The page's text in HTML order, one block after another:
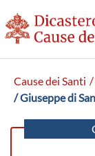
Cause dei Santi /
/ Giuseppe di